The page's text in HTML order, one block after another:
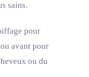
sains.
pour
avant pour
ou du